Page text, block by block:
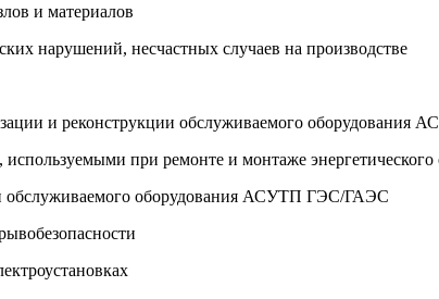
и материалов
нарушений, несчастных случаев на производстве
и реконструкции обслуживаемого
при ремонте и монтаже энергетического
обслуживаемого оборудования АСУТП ГЭС/ГАЭС